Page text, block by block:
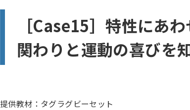
［Case15］特性にあ
関わりと運動の喜びを
提供教材：タグラグビーセット